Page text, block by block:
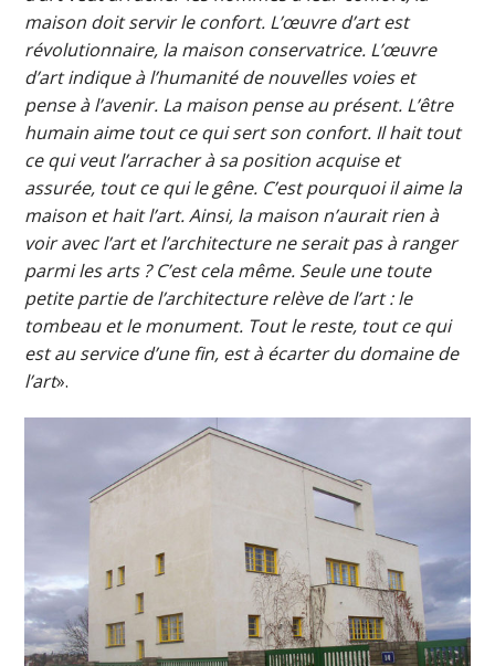
maison doit servir le confort. L’œuvre d’art est
révolutionnaire, la maison conservatrice. L’œuvre
d’art indique à l’humanité de nouvelles voies et
pense à l’avenir. La maison pense au présent. L’être
humain aime tout ce qui sert son confort. Il hait tout
ce qui veut l’arracher à sa position acquise et
assurée, tout ce qui le gêne. C’est pourquoi il aime la
maison et hait l’art. Ainsi, la maison n’aurait rien à
voir avec l’art et l’architecture ne serait pas à ranger
parmi les arts ? C’est cela même. Seule une toute
petite partie de l’architecture relève de l’art : le
tombeau et le monument. Tout le reste, tout ce qui
est au service d’une fin, est à écarter du domaine de
l’art».